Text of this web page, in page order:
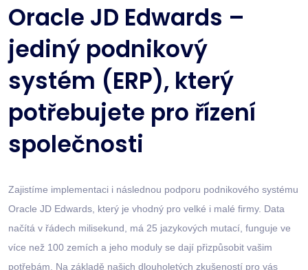
Oracle JD Edwards –
jediný podnikový
systém (ERP), který
potřebujete pro řízení
společnosti
Zajistíme implementaci i následnou podporu podnikového systému
Oracle JD Edwards, který je vhodný pro velké i malé firmy. Data
načítá v řádech milisekund, má 25 jazykových mutací, funguje ve
více než 100 zemích a jeho moduly se dají přizpůsobit vašim
potřebám. Na základě našich dlouholetých zkušeností pro vás